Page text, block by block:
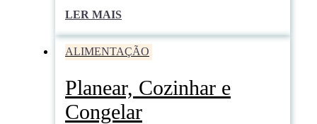
LER MAIS
ALIMENTAÇÃO
Planear, Cozinhar e
Congelar